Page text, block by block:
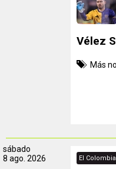
Vélez
Más
sábado
8 ago. 2026
El